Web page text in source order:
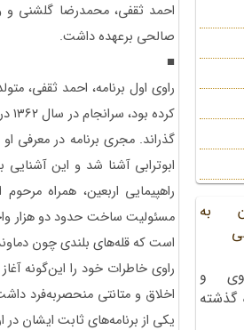
احمد ثقفی، محمدرضا گلشنی و
صالحی برعهده داشت.
■
گذراند. مجری برنامه در معرفی
ابوترابی آشنا شد و این
راهپیمایی اربعین، همراه
مسئولیت ساخت حدود دو هزار
است که قله‌های بلندی چون
راوی خاطرات خود را این‌گونه
اخلاق و متانتی منحصربه‌فرد
به
و
گذشته